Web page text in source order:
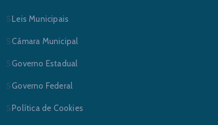
Leis Municipais
Câmara Municipal
Governo Estadual
Governo Federal
Política de Cookies